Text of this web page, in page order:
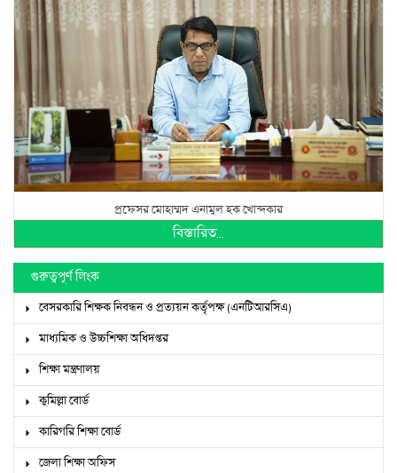
প্রফেসর মোহাম্মদ এনামুল হক খোন্দকার
বিস্তারিত...
গুরুত্বপূর্ণ লিংক
বেসরকারি শিক্ষক নিবন্ধন ও প্রত্যয়ন কর্তৃপক্ষ (এনটিআরসিএ)
মাধ্যমিক ও উচ্চশিক্ষা অধিদপ্তর
শিক্ষা মন্ত্রণালয়
কুমিল্লা বোর্ড
কারিগরি শিক্ষা বোর্ড
জেলা শিক্ষা অফিস